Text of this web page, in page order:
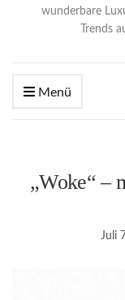
wunderbare
Trends
Menü
„Woke“ –
Juli